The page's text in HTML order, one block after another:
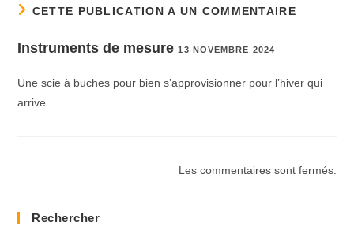
CETTE PUBLICATION A UN COMMENTAIRE
Instruments de mesure 13 NOVEMBRE 2024
Une scie à buches pour bien s’approvisionner pour l’hiver qui
arrive.
Les commentaires sont fermés.
Rechercher